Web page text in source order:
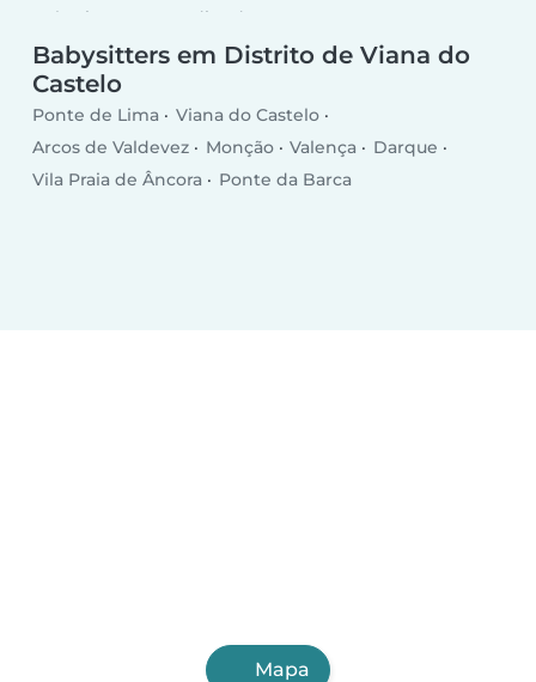
Babysitter para os dias da semana
Babysitter para o fim de semana
Babysitters em Distrito de Viana do
Castelo
Ponte de Lima
Viana do Castelo
Arcos de Valdevez
Monção Valença
Darque
Vila Praia de Âncora
Ponte da Barca
Mapa